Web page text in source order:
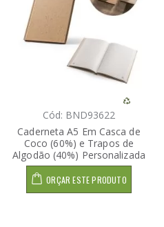
Cód: BND93622
Caderneta A5 Em Casca de
Coco (60%) e Trapos de
Algodão (40%) Personalizada
ORÇAR ESTE PRODUTO